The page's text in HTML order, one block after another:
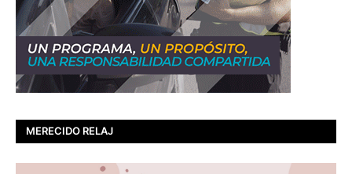
MERECIDO RELAJ